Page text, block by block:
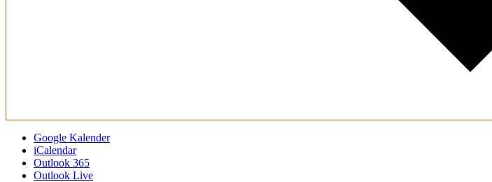
Google Kalender
iCalendar
Outlook 365
Outlook Live